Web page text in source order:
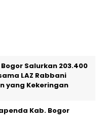
Salurkan 203.400
LAZ Rabbani
yang Kekeringan
Kab. Bogor